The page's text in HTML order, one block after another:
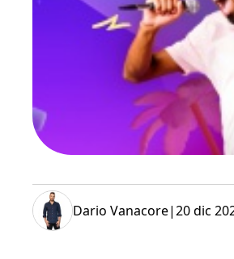
Dario Vanacore|20 dic